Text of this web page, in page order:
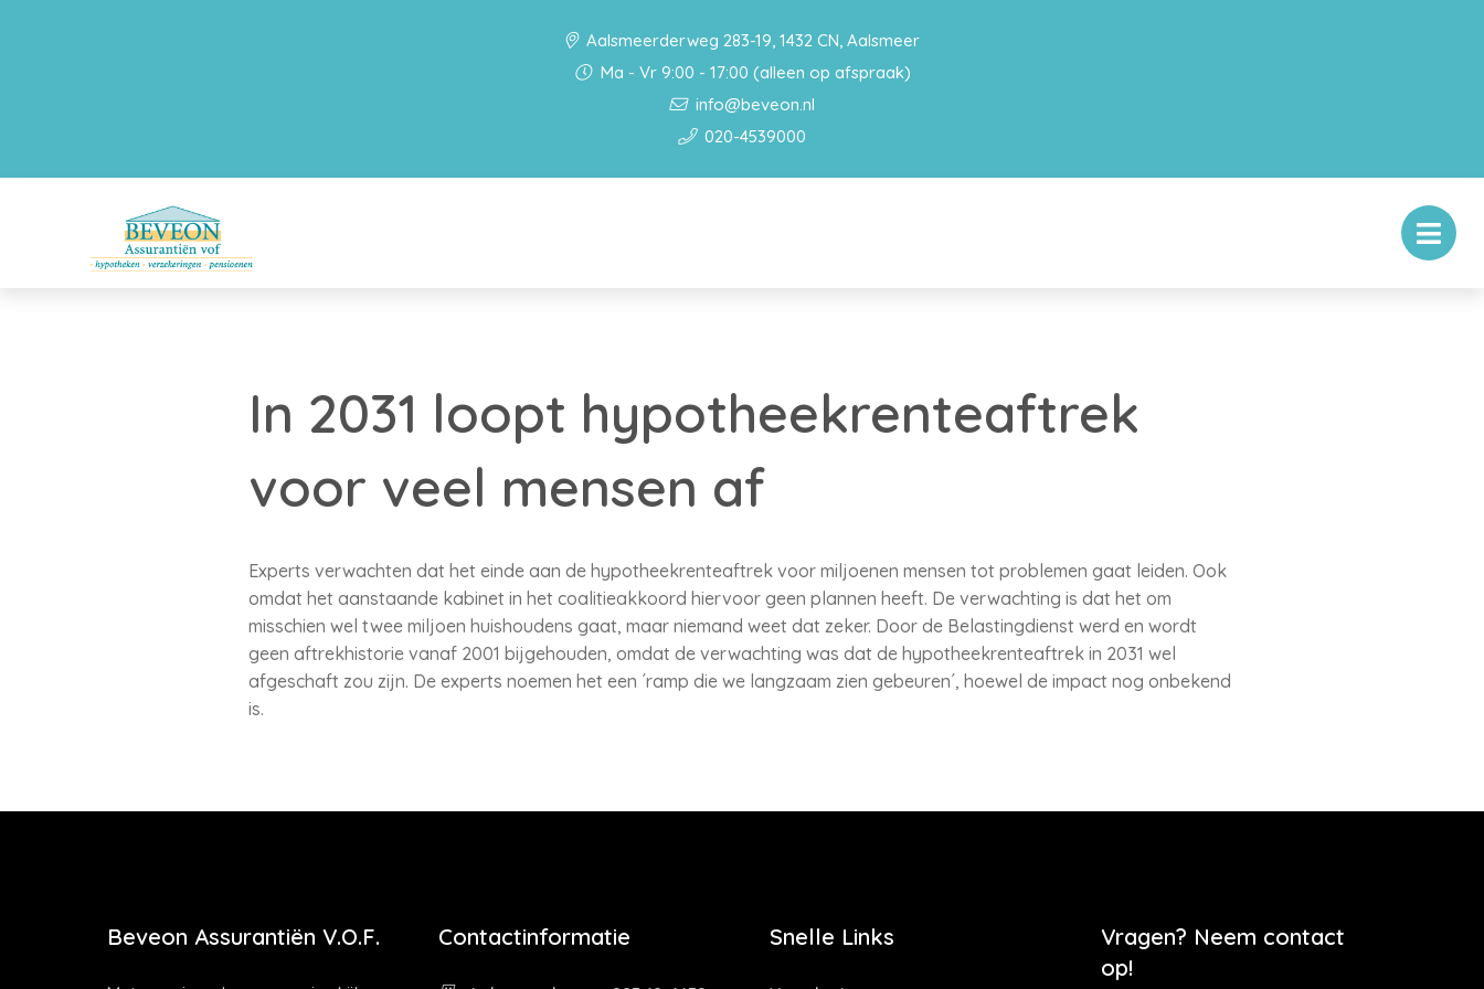
Aalsmeerderweg 283-19, 1432 CN, Aalsmeer
Ma - Vr 9:00 - 17:00 (alleen op afspraak)
info@beveon.nl
020-4539000
In 2031 loopt hypotheekrenteaftrek
voor veel mensen af
Experts verwachten dat het einde aan de hypotheekrenteaftrek voor miljoenen mensen tot problemen gaat leiden. Ook
omdat het aanstaande kabinet in het coalitieakkoord hiervoor geen plannen heeft. De verwachting is dat het om
misschien wel twee miljoen huishoudens gaat, maar niemand weet dat zeker. Door de Belastingdienst werd en wordt
geen aftrekhistorie vanaf 2001 bijgehouden, omdat de verwachting was dat de hypotheekrenteaftrek in 2031 wel
afgeschaft zou zijn. De experts noemen het een ´ramp die we langzaam zien gebeuren´, hoewel de impact nog onbekend
is.
Beveon Assurantiën V.O.F. Contactinformatie Snelle Links
Vragen? Neem contact
op!